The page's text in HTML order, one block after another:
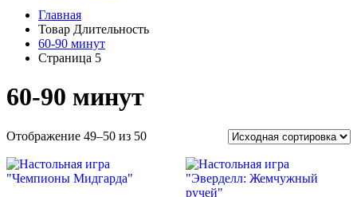
Главная
Товар Длительность
60-90 минут
Страница 5
60-90 минут
Отображение 49–50 из 50